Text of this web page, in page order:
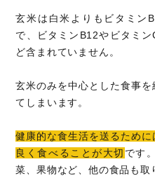
玄米は白米よりもビタミン
で、ビタミンB12やビタミ
ど含まれていません。
玄米のみを中心とした食事
てしまいます。
健康的な食生活を送るため
良く食べることが大切 です
菜、果物など、他の食品も取